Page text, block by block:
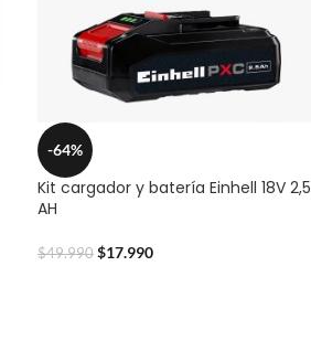
-64%
Kit cargador y batería Einhell 18V 2,5
AH
$49.990 $17.990